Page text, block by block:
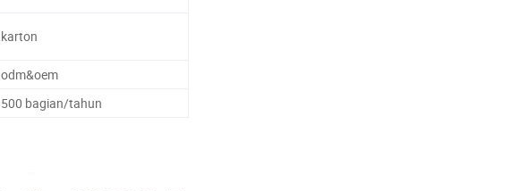
karton
odm&oem
500 bagian/tahun